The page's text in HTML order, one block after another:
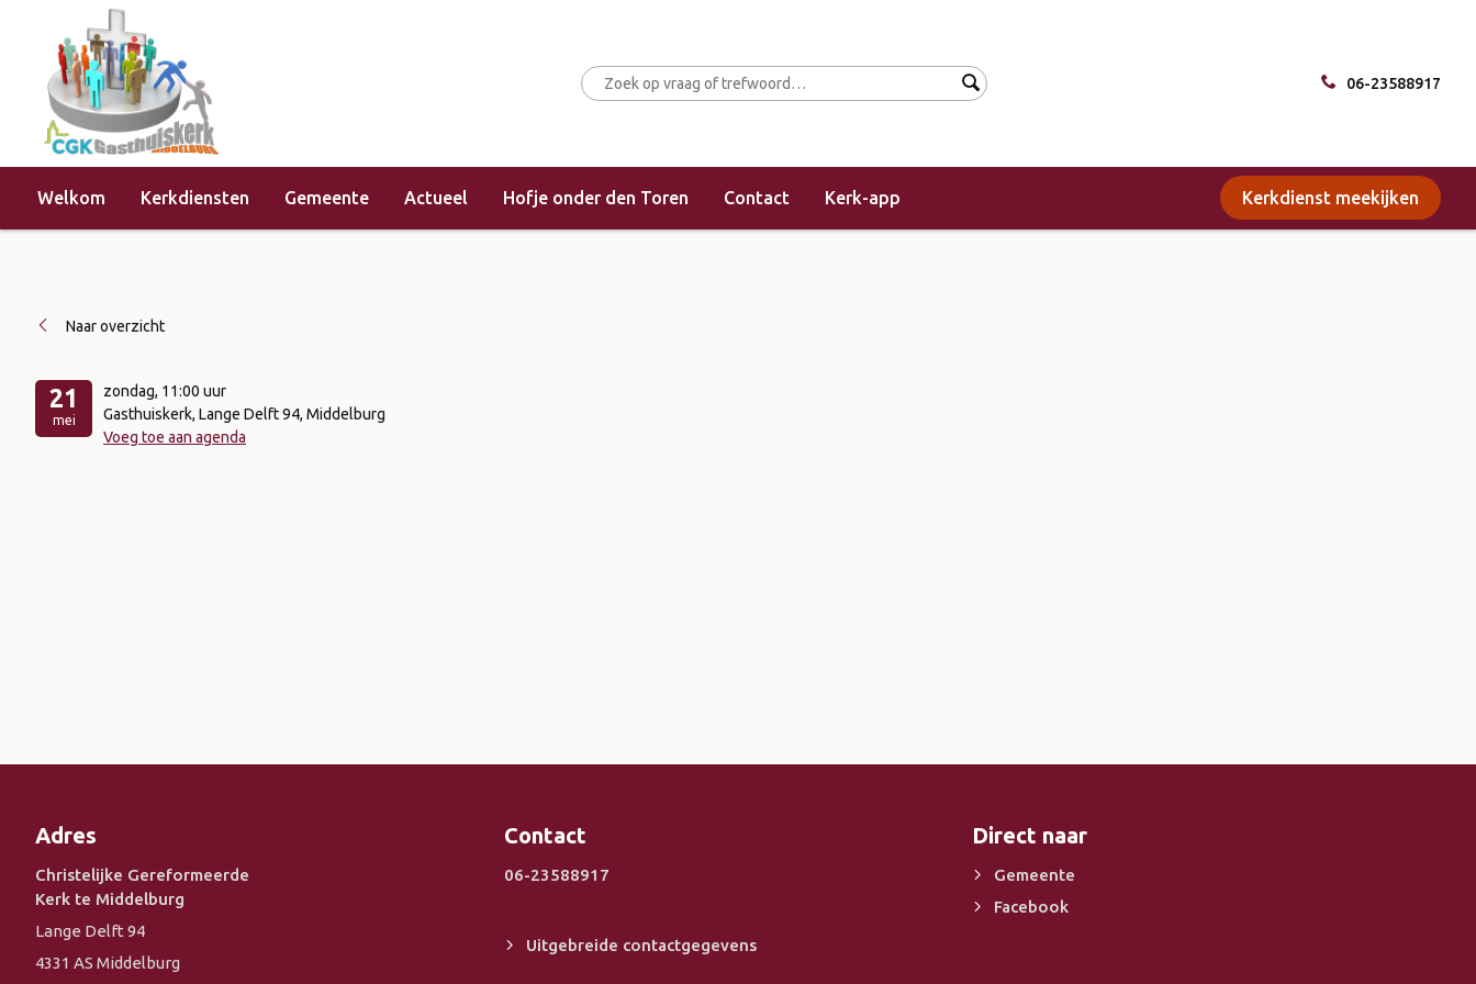
06-23588917
Welkom Kerkdiensten Gemeente Actueel Hofje onder den Toren Contact Kerk-app Kerkdienst meekijken
Home »Evenementen »Koffie drinken (met Kruiskerk)
Naar overzicht
21
mei
zondag, 11:00 uur
Gasthuiskerk, Lange Delft 94, Middelburg
Voeg toe aan agenda
Adres
Christelijke Gereformeerde
Kerk te Middelburg
Lange Delft 94
4331 AS Middelburg
Contact
06-23588917
Uitgebreide contactgegevens
Direct naar
Gemeente
Facebook